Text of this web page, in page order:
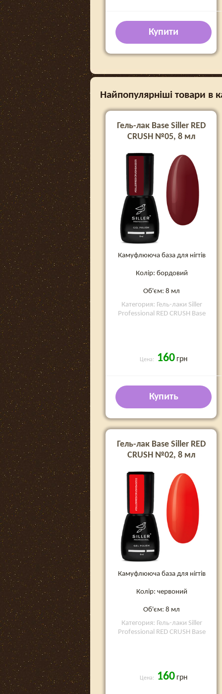
Купити
Найпопулярніші товари в
Гель-лак Base Siller RED
CRUSH №05, 8 мл
Камуфлююча база для нігтів
Колір: бордовий
Об'єм: 8 мл
Категория: Гель-лаки Siller
Professional RED CRUSH Base
Цена: 160 грн
Купить
Гель-лак Base Siller RED
CRUSH №02, 8 мл
Камуфлююча база для нігтів
Колір: червоний
Об'єм: 8 мл
Категория: Гель-лаки Siller
Professional RED CRUSH Base
Цена: 160 грн